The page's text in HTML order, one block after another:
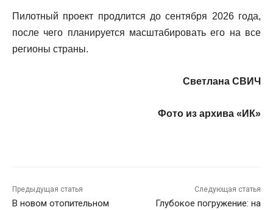
Пилотный проект продлится до сентября 2026 года,
после чего планируется масштабировать его на все
регионы страны.
Светлана СВИЧ
Фото из архива «ИК»
Предыдущая статья
В новом отопительном
Следующая статья
Глубокое погружение: на